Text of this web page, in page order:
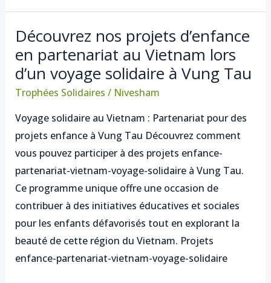
Découvrez nos projets d’enfance
en partenariat au Vietnam lors
d’un voyage solidaire à Vung Tau
Trophées Solidaires / Nivesham
Voyage solidaire au Vietnam : Partenariat pour des
projets enfance à Vung Tau Découvrez comment
vous pouvez participer à des projets enfance-
partenariat-vietnam-voyage-solidaire à Vung Tau.
Ce programme unique offre une occasion de
contribuer à des initiatives éducatives et sociales
pour les enfants défavorisés tout en explorant la
beauté de cette région du Vietnam. Projets
enfance-partenariat-vietnam-voyage-solidaire
Découvrez
nos
projets
d’enfance
partenariat
au
Vietnam
lors
d’un
voyage
solidaire
à
Vung